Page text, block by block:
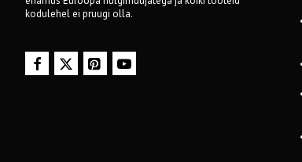
kodulehel ei pruugi olla.